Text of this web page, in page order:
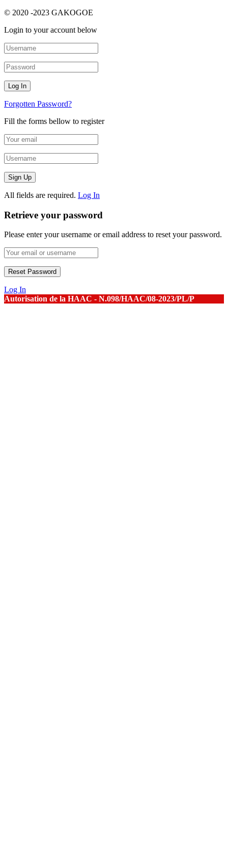
© 2020 -2023 GAKOGOE
Login to your account below
Forgotten Password?
Fill the forms bellow to register
All fields are required. Log In
Retrieve your password
Please enter your username or email address to reset your password.
Log In
Autorisation de la HAAC - N.098/HAAC/08-2023/PL/P